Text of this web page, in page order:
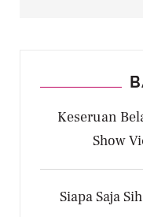
Keseruan
Show
Siapa Saja